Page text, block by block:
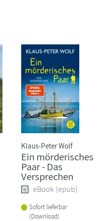
Klaus-Peter Wolf
Ein mörderisches
Paar - Das
Versprechen
eBook (epub)
Sofort lieferbar
(Download)